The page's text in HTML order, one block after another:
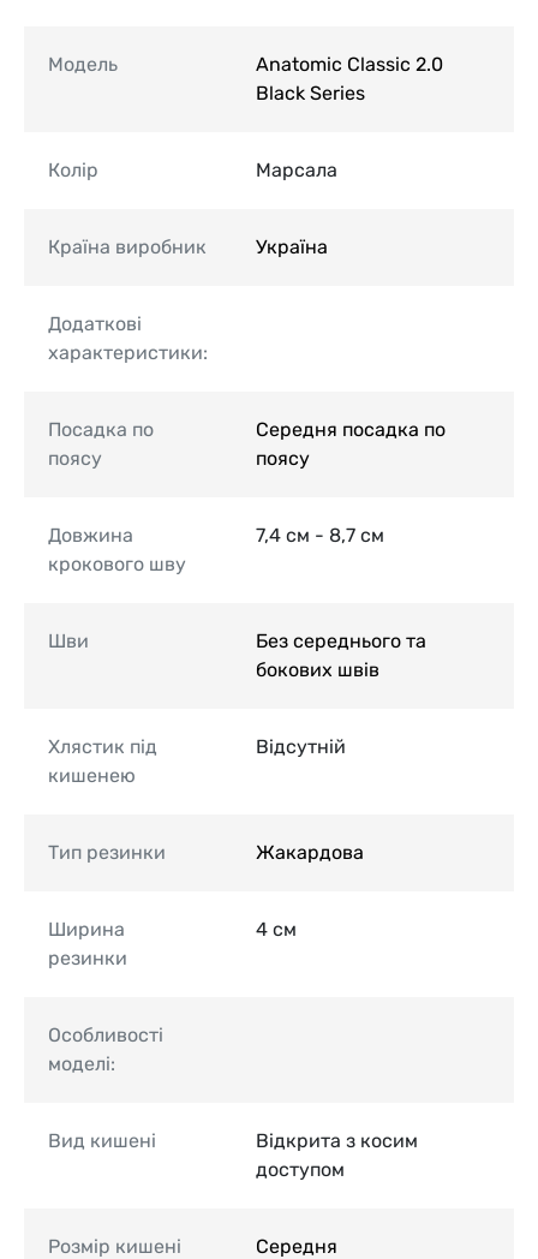
Модель
Anatomic Classic 2.0
Black Series
Колір Марсала
Країна виробник Україна
Додаткові
характеристики:
Посадка по
поясу
Середня посадка по
поясу
Довжина
крокового шву
7,4 см - 8,7 см
Шви
Без середнього та
бокових швів
Хлястик під
кишенею
Відсутній
Тип резинки Жакардова
Ширина
резинки
4 см
Особливості
моделі:
Вид кишені
Відкрита з косим
доступом
Розмір кишені Середня